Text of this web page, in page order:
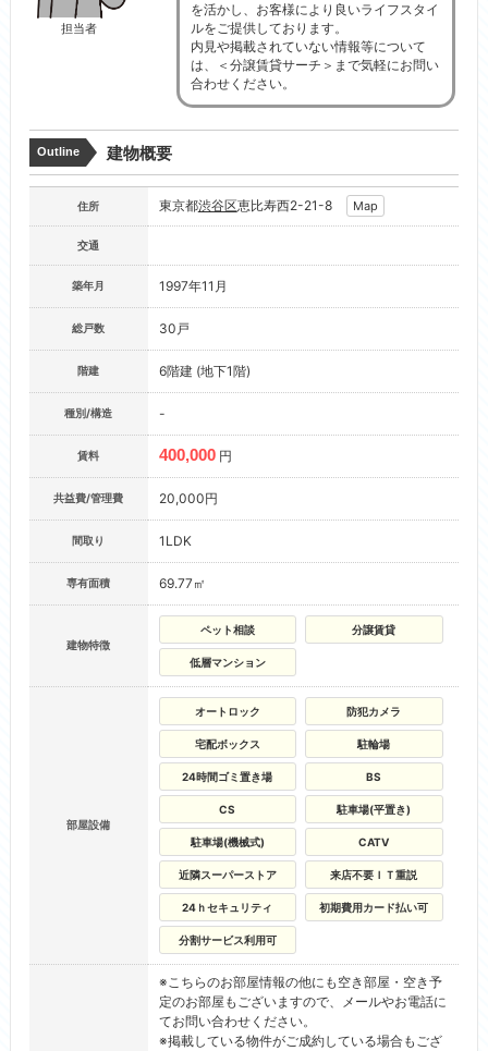
担当者
を活かし、お客様により良いライフスタイ
ルをご提供しております。
内見や掲載されていない情報等について
は、＜分譲賃貸サーチ＞まで気軽にお問い
合わせください。
Outline 建物概要
住所 東京都渋谷区恵比寿西2-21-8 Map
交通
築年月 1997年11月
総戸数 30戸
階建 6階建 (地下1階)
種別/構造 -
賃料 400,000 円
共益費/管理費 20,000円
間取り 1LDK
専有面積 69.77㎡
建物特徴
ペット相談 分譲賃貸
低層マンション
部屋設備
オートロック 防犯カメラ
宅配ボックス 駐輪場
24時間ゴミ置き場 BS
CS 駐車場(平置き)
駐車場(機械式) CATV
近隣スーパーストア 来店不要ＩＴ重説
24ｈセキュリティ 初期費用カード払い可
分割サービス利用可
※こちらのお部屋情報の他にも空き部屋・空き予
定のお部屋もございますので、メールやお電話に
てお問い合わせください。
※掲載している物件がご成約している場合もござ